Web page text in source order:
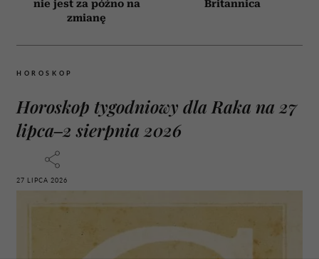
nie jest za późno na
zmianę
Britannica
HOROSKOP
Horoskop tygodniowy dla Raka na 27
lipca–2 sierpnia 2026
27 LIPCA 2026